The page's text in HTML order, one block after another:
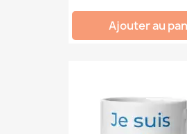
Ajouter au